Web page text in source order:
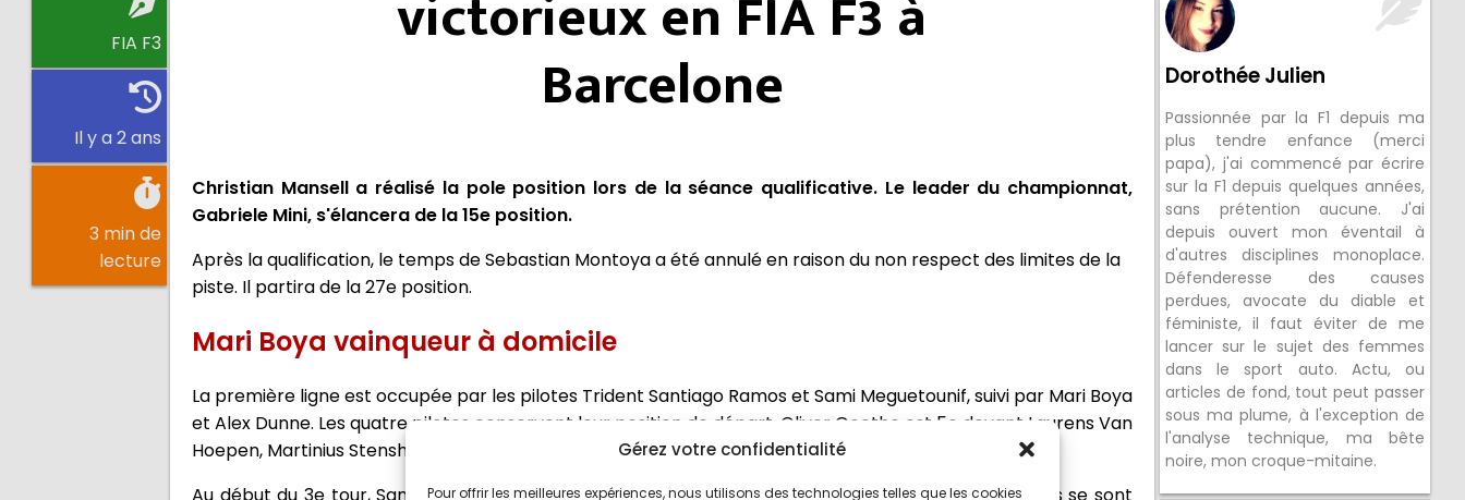
Gérez votre confidentialité
Pour offrir les meilleures expériences, nous utilisons des technologies telles que les cookies
FIA F3
Il y a 2 ans
3 min de
lecture
Barcelone
Christian Mansell a réalisé la pole position lors de la séance qualificative. Le leader du championnat,
Gabriele Mini, s'élancera de la 15e position.
Après la qualification, le temps de Sebastian Montoya a été annulé en raison du non respect des limites de la
piste. Il partira de la 27e position.
Mari Boya vainqueur à domicile
La première ligne est occupée par les pilotes Trident Santiago Ramos et Sami Meguetounif, suivi par Mari Boya
et Alex Dunne. Les quatre pilotes conservent leur position de départ. Oliver Goethe est 5e devant Laurens Van
Hoepen, Martinius Stenshorne et Arvid Lindbald.
Au début du 3e tour, Sami Meguetounif a tenté une attaque sur le Santiago Ramos. Les deux pilotes se sont
Dorothée Julien
Passionnée par la F1 depuis ma
plus tendre enfance (merci
papa), j'ai commencé par écrire
sur la F1 depuis quelques années,
sans prétention aucune. J'ai
depuis ouvert mon éventail à
d'autres disciplines monoplace.
Défenderesse des causes
perdues, avocate du diable et
féministe, il faut éviter de me
lancer sur le sujet des femmes
dans le sport auto. Actu, ou
articles de fond, tout peut passer
sous ma plume, à l'exception de
l'analyse technique, ma bête
noire, mon croque-mitaine.